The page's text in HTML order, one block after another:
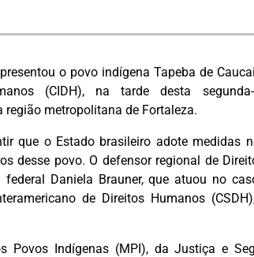
o povo indígena Tapeba de
(CIDH), na tarde desta
região metropolitana de Fortaleza.
que o Estado brasileiro adote medidas
desse povo. O defensor regional de
federal Daniela Brauner, que atuou no
de Direitos Humanos
Povos Indígenas (MPI), da Justiça e